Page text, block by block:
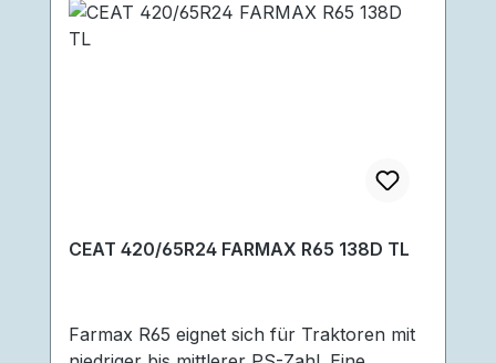
CEAT 420/65R24 FARMAX R65 138D TL
Farmax R65 eignet sich für Traktoren mit